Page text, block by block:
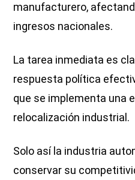
manufacturero,
ingresos nacionales.
La tarea inmediata es
respuesta política
que se implementa una
relocalización industrial.
Solo así la industria
conservar su